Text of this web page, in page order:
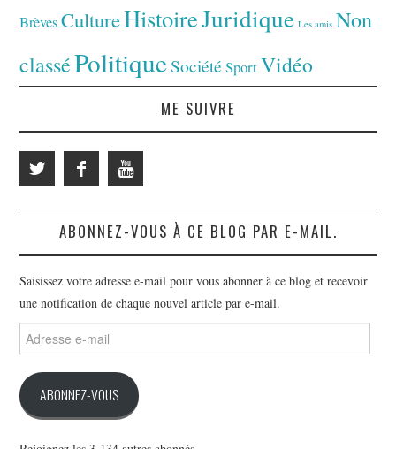
Brèves CultureHistoireJuridique Les amis Non
classéPolitiqueSociété SportVidéo
ME SUIVRE
ABONNEZ-VOUS À CE BLOG PAR E-MAIL.
Saisissez votre adresse e-mail pour vous abonner à ce blog et recevoir
une notification de chaque nouvel article par e-mail.
Adresse
e-
ABONNEZ-VOUS